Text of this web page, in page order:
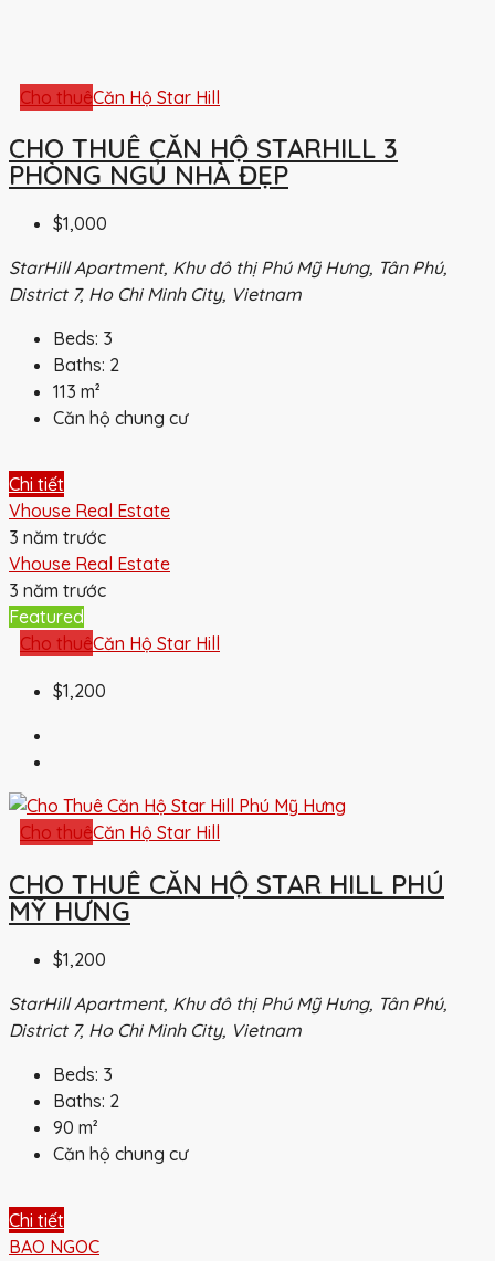
Cho thuêCăn Hộ Star Hill
CHO THUÊ CĂN HỘ STARHILL 3
PHÒNG NGỦ NHÀ ĐẸP
$1,000
StarHill Apartment, Khu đô thị Phú Mỹ Hưng, Tân Phú,
District 7, Ho Chi Minh City, Vietnam
Beds: 3
Baths: 2
113 m²
Căn hộ chung cư
Chi tiết
Vhouse Real Estate
3 năm trước
Vhouse Real Estate
3 năm trước
Featured
Cho thuêCăn Hộ Star Hill
$1,200
Cho thuêCăn Hộ Star Hill
CHO THUÊ CĂN HỘ STAR HILL PHÚ
MỸ HƯNG
$1,200
StarHill Apartment, Khu đô thị Phú Mỹ Hưng, Tân Phú,
District 7, Ho Chi Minh City, Vietnam
Beds: 3
Baths: 2
90 m²
Căn hộ chung cư
Chi tiết
BAO NGOC